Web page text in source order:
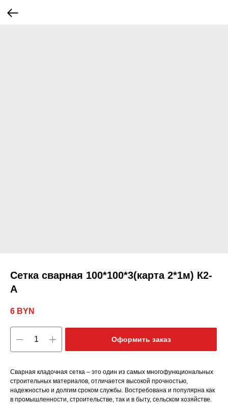
Сетка сварная 100*100*3(карта 2*1м) К2-
А
6 BYN
Оформить заказ
Сварная кладочная сетка – это один из самых многофункциональных
строительных материалов, отличается высокой прочностью,
надежностью и долгим сроком службы. Востребована и популярна как
в промышленности, строительстве, так и в быту, сельском хозяйстве.